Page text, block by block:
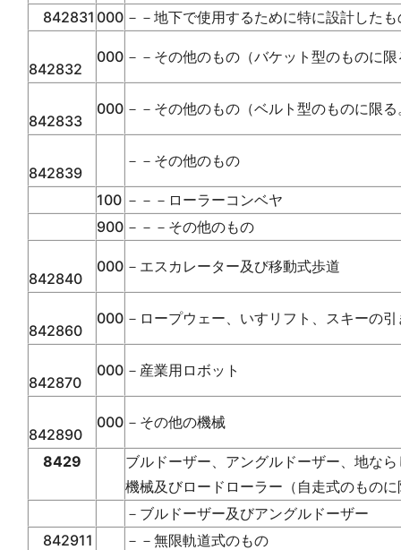
842831 000 －－地下で使用するために特に設計したも
842832
000 －－その他のもの（バケット型のものに
842833
000 －－その他のもの（ベルト型のものに限
842839
－－その他のもの
100 －－－ローラーコンベヤ
900 －－－その他のもの
842840
000 －エスカレーター及び移動式歩道
842860
000 －ロープウェー、いすリフト、スキーの
842870
000 －産業用ロボット
842890
000 －その他の機械
8429
ブルドーザー、アングルドーザー、地な
機械及びロードローラー（自走式のもの
－ブルドーザー及びアングルドーザー
842911
－－無限軌道式のもの